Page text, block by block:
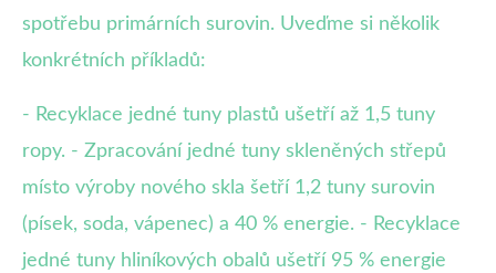
spotřebu primárních surovin. Uveďme si několik
konkrétních příkladů:
- Recyklace jedné tuny plastů ušetří až 1,5 tuny
ropy. - Zpracování jedné tuny skleněných střepů
místo výroby nového skla šetří 1,2 tuny surovin
(písek, soda, vápenec) a 40 % energie. - Recyklace
jedné tuny hliníkových obalů ušetří 95 % energie